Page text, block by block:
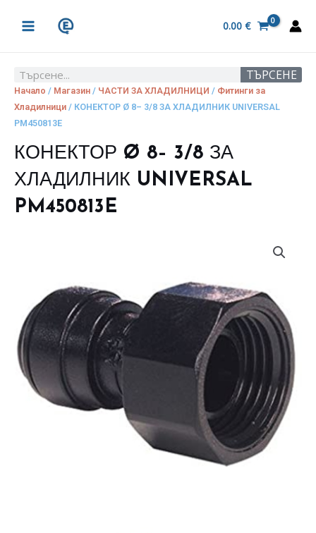
MENU
0.00 €
Search ТЪРСЕНЕ
Начало / Магазин / ЧАСТИ ЗА ХЛАДИЛНИЦИ / Фитинги за
Хладилници / КОНЕКТОР Ø 8– 3/8 ЗА ХЛАДИЛНИК UNIVERSAL
PM450813E
КОНЕКТОР Ø 8– 3/8 ЗА
ХЛАДИЛНИК UNIVERSAL
PM450813E